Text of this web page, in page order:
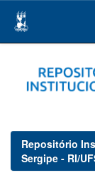
navigation
Repositório
Sergipe - RI/